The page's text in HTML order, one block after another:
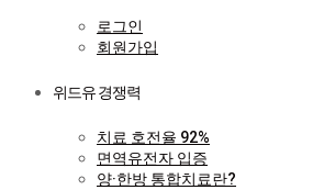
로그인
회원가입
위드유 경쟁력
치료 호전율 92%
면역유전자 입증
양·한방 통합치료란?